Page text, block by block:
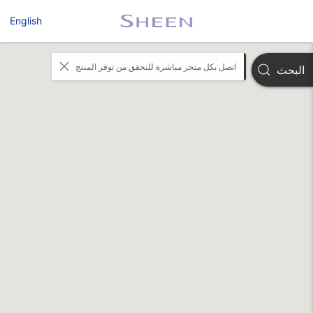
English
اتصل بكل متجر مباشرة للتحقق من توفر المنتج البحث